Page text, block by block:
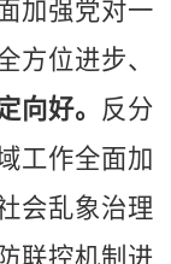
加强党对一
方位进步、
向好。 反分
工作全面加
会乱象治理
联控机制进